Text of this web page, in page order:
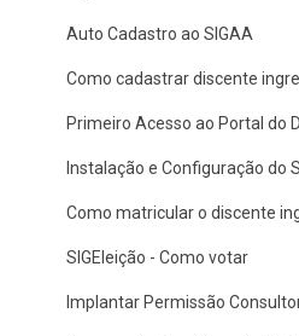
Auto Cadastro ao SIGAA
Como cadastrar discente
Primeiro Acesso ao Portal do
Instalação e Configuração do
Como matricular o discente
SIGEleição - Como votar
Implantar Permissão